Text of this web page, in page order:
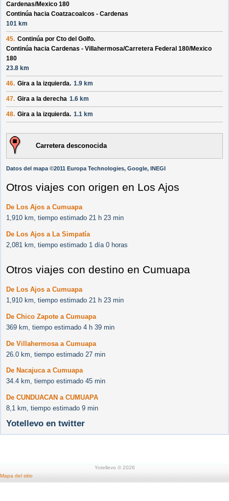
Cardenas/Mexico 180
Continúa hacia Coatzacoalcos - Cardenas
101 km
45. Continúa por Cto del Golfo.
Continúa hacia Cardenas - Villahermosa/Carretera Federal 180/Mexico
180
23.8 km
46. Gira a la izquierda. 1.9 km
47. Gira a la derecha 1.6 km
48. Gira a la izquierda. 1.1 km
Carretera desconocida
Datos del mapa ©2011 Europa Technologies, Google, INEGI
Otros viajes con origen en Los Ajos
De Los Ajos a Cumuapa
1,910 km, tiempo estimado 21 h 23 min
De Los Ajos a La Simpatía
2,081 km, tiempo estimado 1 día 0 horas
Otros viajes con destino en Cumuapa
De Los Ajos a Cumuapa
1,910 km, tiempo estimado 21 h 23 min
De Chico Zapote a Cumuapa
369 km, tiempo estimado 4 h 39 min
De Villahermosa a Cumuapa
26.0 km, tiempo estimado 27 min
De Nacajuca a Cumuapa
34.4 km, tiempo estimado 45 min
De CUNDUACAN a CUMUAPA
8,1 km, tiempo estimado 9 min
Yotellevo en twitter
Yotellevo © 2026
Mapa del sitio